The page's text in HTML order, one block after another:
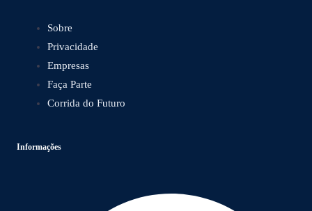
Sobre
Privacidade
Empresas
Faça Parte
Corrida do Futuro
Informações